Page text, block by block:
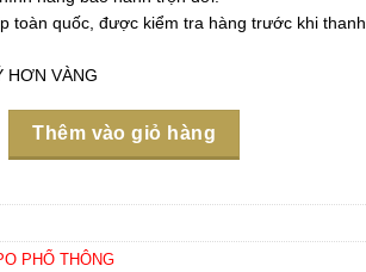
toàn quốc, được kiểm tra hàng trước khi thanh
HƠN VÀNG
Thêm vào giỏ hàng
PHỔ THÔNG